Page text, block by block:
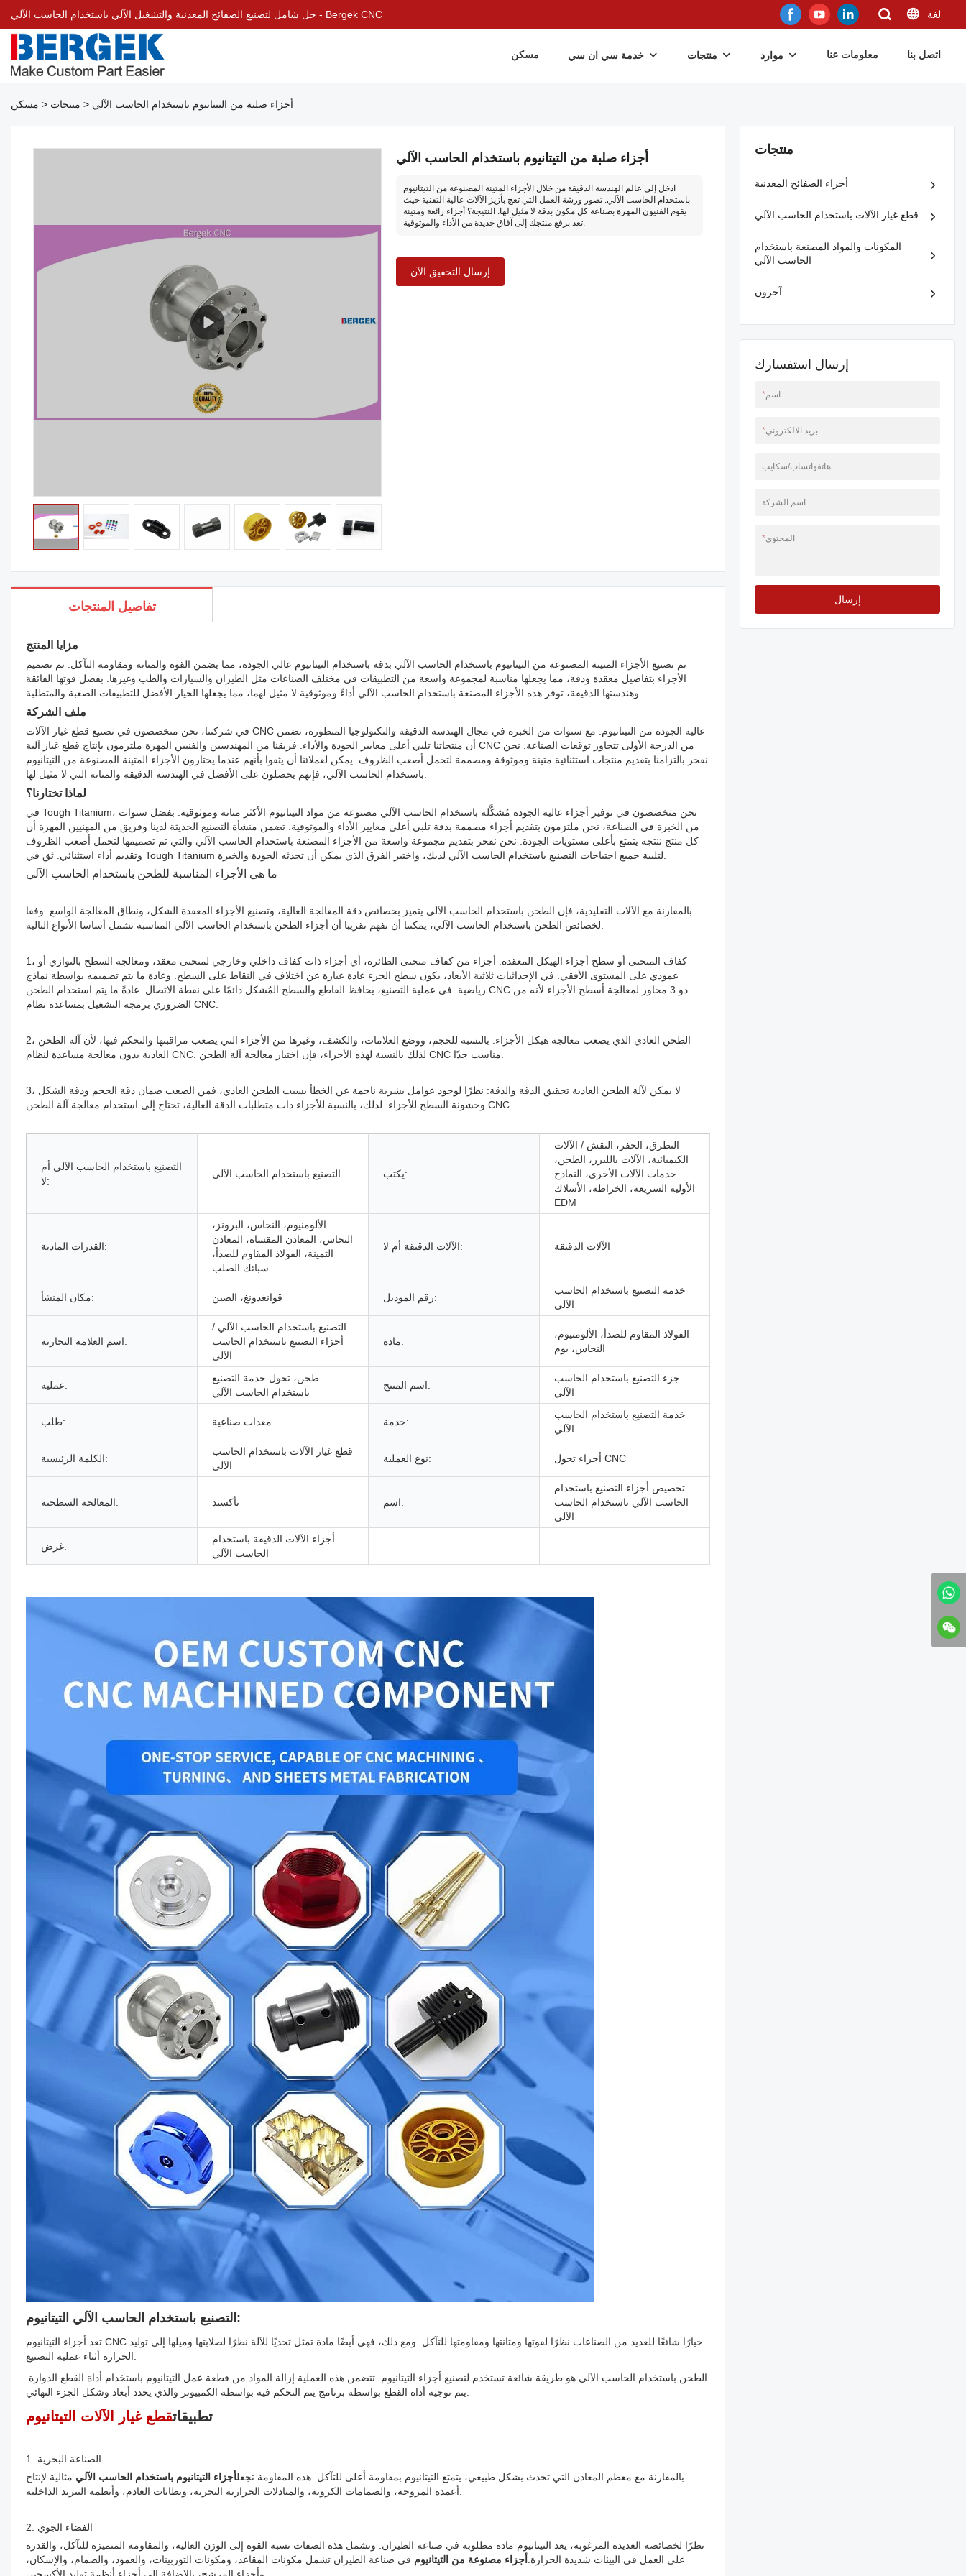
حل شامل لتصنيع الصفائح المعدنية والتشغيل الآلي باستخدام الحاسب الآلي - Bergek CNC لغة
مسكن خدمة سي ان سي منتجات موارد معلومات عنا اتصل بنا
مسكن > منتجات > أجزاء صلبة من التيتانيوم باستخدام الحاسب الآلي
أجزاء صلبة من التيتانيوم باستخدام الحاسب الآلي
ادخل إلى عالم الهندسة الدقيقة من خلال الأجزاء المتينة المصنوعة من التيتانيوم
باستخدام الحاسب الآلي. تصور ورشة العمل التي تعج بأزيز الآلات عالية التقنية حيث
يقوم الفنيون المهرة بصناعة كل مكون بدقة لا مثيل لها. النتيجة؟ أجزاء رائعة ومتينة
تعد برفع منتجك إلى آفاق جديدة من الأداء والموثوقية.
إرسال التحقيق الآن
تفاصيل المنتجات
مزايا المنتج
تم تصنيع الأجزاء المتينة المصنوعة من التيتانيوم باستخدام الحاسب الآلي بدقة باستخدام التيتانيوم عالي الجودة، مما يضمن القوة والمتانة ومقاومة التآكل. تم تصميم
الأجزاء بتفاصيل معقدة ودقة، مما يجعلها مناسبة لمجموعة واسعة من التطبيقات في مختلف الصناعات مثل الطيران والسيارات والطب وغيرها. بفضل قوتها الفائقة
ملف الشركة
في شركتنا، نحن متخصصون في تصنيع قطع غيار الآلات CNC عالية الجودة من التيتانيوم. مع سنوات من الخبرة في مجال الهندسة الدقيقة والتكنولوجيا المتطورة، نضمن
أن منتجاتنا تلبي أعلى معايير الجودة والأداء. فريقنا من المهندسين والفنيين المهرة ملتزمون بإنتاج قطع غيار آلية CNC من الدرجة الأولى تتجاوز توقعات الصناعة. نحن
نفخر بالتزامنا بتقديم منتجات استثنائية متينة وموثوقة ومصممة لتحمل أصعب الظروف. يمكن لعملائنا أن يثقوا بأنهم عندما يختارون الأجزاء المتينة المصنوعة من التيتانيوم
لماذا تختارنا؟
في Tough Titanium، نحن متخصصون في توفير أجزاء عالية الجودة مُشكَّلة باستخدام الحاسب الآلي مصنوعة من مواد التيتانيوم الأكثر متانة وموثوقية. بفضل سنوات
من الخبرة في الصناعة، نحن ملتزمون بتقديم أجزاء مصممة بدقة تلبي أعلى معايير الأداء والموثوقية. تضمن منشأة التصنيع الحديثة لدينا وفريق من المهنيين المهرة أن
كل منتج ننتجه يتمتع بأعلى مستويات الجودة. نحن نفخر بتقديم مجموعة واسعة من الأجزاء المصنعة باستخدام الحاسب الآلي والتي تم تصميمها لتحمل أصعب الظروف
ما هي الأجزاء المناسبة للطحن باستخدام الحاسب الآلي
بالمقارنة مع الآلات التقليدية، فإن الطحن باستخدام الحاسب الآلي يتميز بخصائص دقة المعالجة العالية، وتصنيع الأجزاء المعقدة الشكل، ونطاق المعالجة الواسع. وفقا
1، كفاف المنحنى أو سطح أجزاء الهيكل المعقدة: أجزاء من كفاف منحنى الطائرة، أي أجزاء ذات كفاف داخلي وخارجي لمنحنى معقد، ومعالجة السطح بالتوازي أو
عمودي على المستوى الأفقي. في الإحداثيات ثلاثية الأبعاد، يكون سطح الجزء عادة عبارة عن اختلاف في النقاط على السطح. وعادة ما يتم تصميمه بواسطة نماذج
رياضية. في عملية التصنيع، يحافظ القاطع والسطح المُشكل دائمًا على نقطة الاتصال. عادةً ما يتم استخدام الطحن CNC ذو 3 محاور لمعالجة أسطح الأجزاء لأنه من
الضروري برمجة التشغيل بمساعدة نظام CNC.
2، الطحن العادي الذي يصعب معالجة هيكل الأجزاء: بالنسبة للحجم، ووضع العلامات، والكشف، وغيرها من الأجزاء التي يصعب مراقبتها والتحكم فيها، لأن آلة الطحن
3، لا يمكن لآلة الطحن العادية تحقيق الدقة والدقة: نظرًا لوجود عوامل بشرية ناجمة عن الخطأ بسبب الطحن العادي، فمن الصعب ضمان دقة الحجم ودقة الشكل
وخشونة السطح للأجزاء. لذلك، بالنسبة للأجزاء ذات متطلبات الدقة العالية، تحتاج إلى استخدام معالجة آلة الطحن CNC.
التصنيع باستخدام الحاسب الآلي أم
لا:
التصنيع باستخدام الحاسب الآلي يكتب:
التطرق، الحفر، النقش / الآلات
الكيميائية، الآلات بالليزر، الطحن،
خدمات الآلات الأخرى، النماذج
الأولية السريعة، الخراطة، الأسلاك
EDM
القدرات المادية:
الألومنيوم، النحاس، البرونز،
النحاس، المعادن المقساة، المعادن
الثمينة، الفولاذ المقاوم للصدأ،
سبائك الصلب
الآلات الدقيقة أم لا: الآلات الدقيقة
مكان المنشأ: قوانغدونغ، الصين رقم الموديل:
خدمة التصنيع باستخدام الحاسب
الآلي
اسم العلامة التجارية:
التصنيع باستخدام الحاسب الآلي /
أجزاء التصنيع باستخدام الحاسب
الآلي
مادة:
الفولاذ المقاوم للصدأ، الألومنيوم،
النحاس، بوم
عملية:
طحن، تحول خدمة التصنيع
باستخدام الحاسب الآلي
اسم المنتج:
جزء التصنيع باستخدام الحاسب
الآلي
طلب: معدات صناعية خدمة:
خدمة التصنيع باستخدام الحاسب
الآلي
الكلمة الرئيسية:
قطع غيار الآلات باستخدام الحاسب
الآلي
نوع العملية: أجزاء تحول CNC
المعالجة السطحية: بأكسيد اسم:
تخصيص أجزاء التصنيع باستخدام
الحاسب الآلي باستخدام الحاسب
الآلي
غرض:
أجزاء الآلات الدقيقة باستخدام
الحاسب الآلي
التصنيع باستخدام الحاسب الآلي التيتانيوم:
تعد أجزاء التيتانيوم CNC خيارًا شائعًا للعديد من الصناعات نظرًا لقوتها ومتانتها ومقاومتها للتآكل. ومع ذلك، فهي أيضًا مادة تمثل تحديًا للآلة نظرًا لصلابتها وميلها إلى توليد
الطحن باستخدام الحاسب الآلي هو طريقة شائعة تستخدم لتصنيع أجزاء التيتانيوم. تتضمن هذه العملية إزالة المواد من قطعة عمل التيتانيوم باستخدام أداة القطع الدوارة.
تطبيقاتقطع غيار الآلات التيتانيوم
1. الصناعة البحرية
بالمقارنة مع معظم المعادن التي تحدث بشكل طبيعي، يتمتع التيتانيوم بمقاومة أعلى للتآكل. هذه المقاومة تجعلأجزاء التيتانيوم باستخدام الحاسب الآلي مثالية لإنتاج
2. الفضاء الجوي
نظرًا لخصائصه العديدة المرغوبة، يعد التيتانيوم مادة مطلوبة في صناعة الطيران. وتشمل هذه الصفات نسبة القوة إلى الوزن العالية، والمقاومة المتميزة للتآكل، والقدرة
على العمل في البيئات شديدة الحرارة. أجزاء مصنوعة من التيتانيوم في صناعة الطيران تشمل مكونات المقاعد، ومكونات التوربينات، والعمود، والصمام، والإسكان،
منتجات
أجزاء الصفائح المعدنية
قطع غيار الآلات باستخدام الحاسب الآلي
المكونات والمواد المصنعة باستخدام
الحاسب الآلي
آحرون
إرسال استفسارك
*اسم
*بريد الالكتروني
هاتفواتساب/سكايب
اسم الشركة
*المحتوى
إرسال